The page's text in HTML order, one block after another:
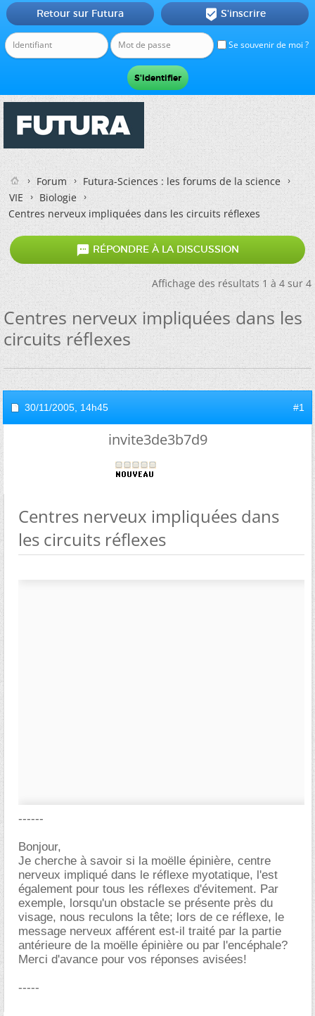
Se souvenir de moi ?
Retour sur Futura  S'inscrire
Forum
Futura-Sciences : les forums de la science
VIE
Biologie
Centres nerveux impliquées dans les circuits réflexes
 RÉPONDRE À LA DISCUSSION
Affichage des résultats 1 à 4 sur 4
Centres nerveux impliquées dans les
circuits réflexes
30/11/2005, 14h45 #1
invite3de3b7d9
Centres nerveux impliquées dans
les circuits réflexes
------
Bonjour,
Je cherche à savoir si la moëlle épinière, centre
nerveux impliqué dans le réflexe myotatique, l'est
également pour tous les réflexes d'évitement. Par
exemple, lorsqu'un obstacle se présente près du
visage, nous reculons la tête; lors de ce réflexe, le
message nerveux afférent est-il traité par la partie
antérieure de la moëlle épinière ou par l'encéphale?
Merci d'avance pour vos réponses avisées!
-----